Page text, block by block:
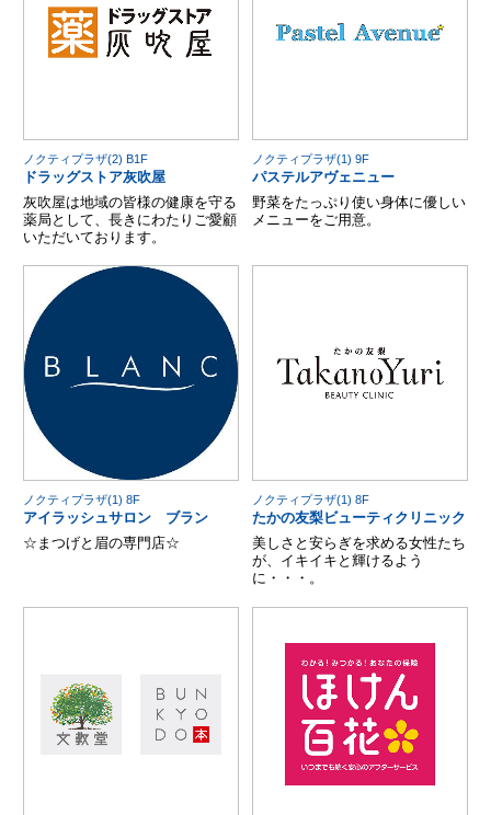
ノクティプラザ(2) B1F
ドラッグストア灰吹屋
灰吹屋は地域の皆様の健康を守る
薬局として、長きにわたりご愛顧
いただいております。
ノクティプラザ(1) 9F
パステルアヴェニュー
野菜をたっぷり使い身体に優しい
メニューをご用意。
ノクティプラザ(1) 8F
アイラッシュサロン ブラン
☆まつげと眉の専門店☆
ノクティプラザ(1) 8F
たかの友梨ビューティクリニック
美しさと安らぎを求める女性たち
が、イキイキと輝けるよう
に・・・。